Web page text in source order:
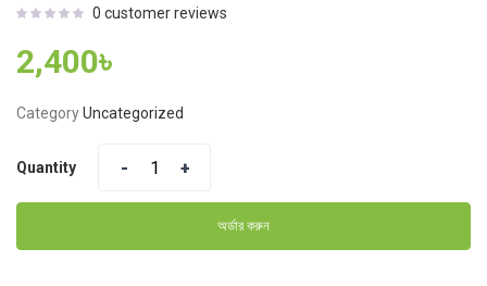
0 customer reviews
2,400৳
CategoryUncategorized
Quantity
অর্ডার করুন